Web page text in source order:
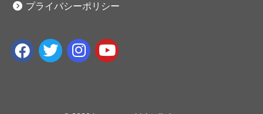
プライバシーポリシー